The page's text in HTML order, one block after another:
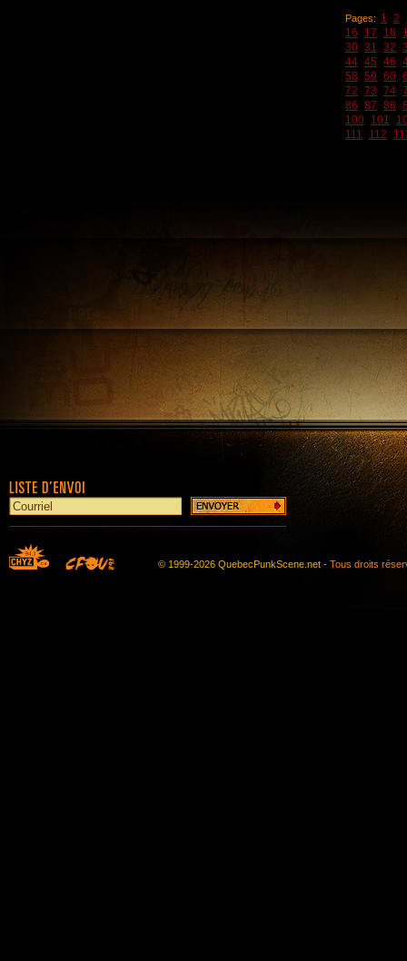
Pages: 1 2
16
17 18
30 31 32
44 45 46
58 59 60
72 73 74
86 87 88
100 101
111
112
© 1999-2026 QuebecPunkScene.net - Tous droits